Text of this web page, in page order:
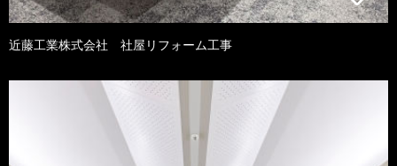
近藤工業株式会社 社屋リフォーム工事